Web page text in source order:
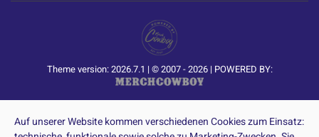
Theme version: 2026.7.1 | © 2007 - 2026 | POWERED BY:
Auf unserer Website kommen verschiedenen Cookies zum Einsatz: